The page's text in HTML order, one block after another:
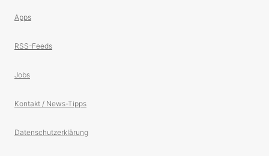
Apps
RSS-Feeds
Jobs
Kontakt / News-Tipps
Datenschutzerklärung